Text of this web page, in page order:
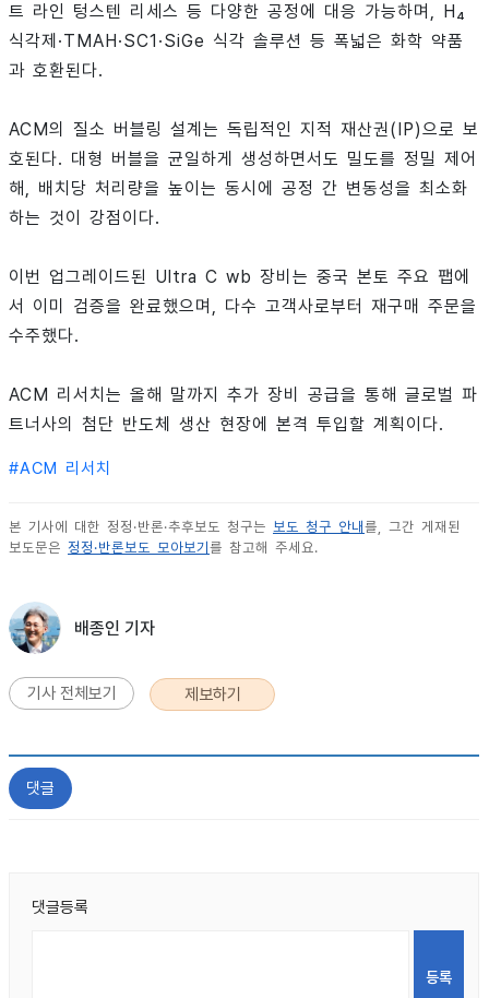
트 라인 텅스텐 리세스 등 다양한 공정에 대응 가능하며, H₄
식각제·TMAH·SC1·SiGe 식각 솔루션 등 폭넓은 화학 약품
과 호환된다.
ACM의 질소 버블링 설계는 독립적인 지적 재산권(IP)으로 보
호된다. 대형 버블을 균일하게 생성하면서도 밀도를 정밀 제어
해, 배치당 처리량을 높이는 동시에 공정 간 변동성을 최소화
하는 것이 강점이다.
이번 업그레이드된 Ultra C wb 장비는 중국 본토 주요 팹에
서 이미 검증을 완료했으며, 다수 고객사로부터 재구매 주문을
수주했다.
ACM 리서치는 올해 말까지 추가 장비 공급을 통해 글로벌 파
트너사의 첨단 반도체 생산 현장에 본격 투입할 계획이다.
#ACM 리서치
본 기사에 대한 정정·반론·추후보도 청구는 보도 청구 안내 를, 그간 게재된
보도문은 정정·반론보도 모아보기 를 참고해 주세요.
배종인 기자
기사 전체보기 제보하기
댓글
댓글등록